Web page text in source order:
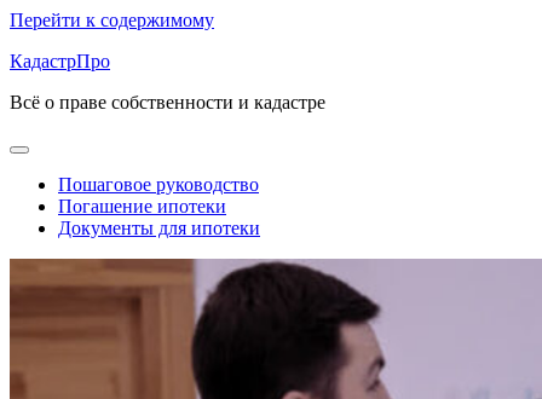
Перейти к содержимому
КадастрПро
Всё о праве собственности и кадастре
Пошаговое руководство
Погашение ипотеки
Документы для ипотеки